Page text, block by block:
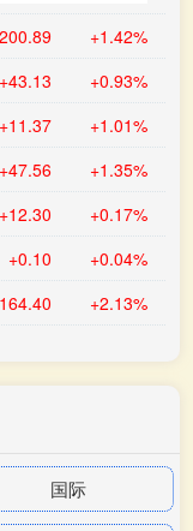
+1.42%
+43.13 +0.93%
+11.37 +1.01%
+47.56 +1.35%
+12.30 +0.17%
+0.10 +0.04%
+2.13%
国际